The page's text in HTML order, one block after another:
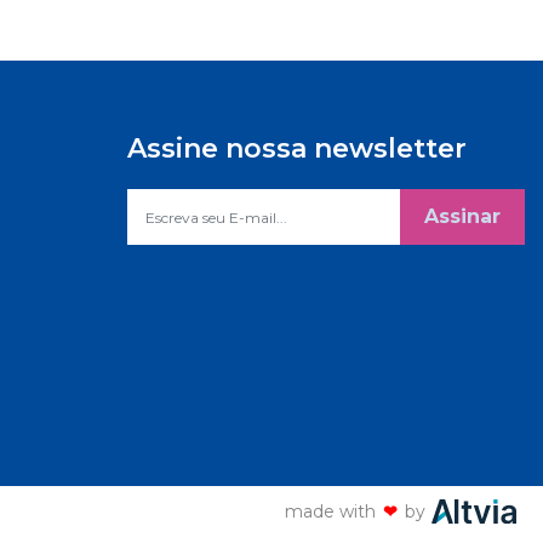
Assine nossa newsletter
Assinar
made with ❤ by